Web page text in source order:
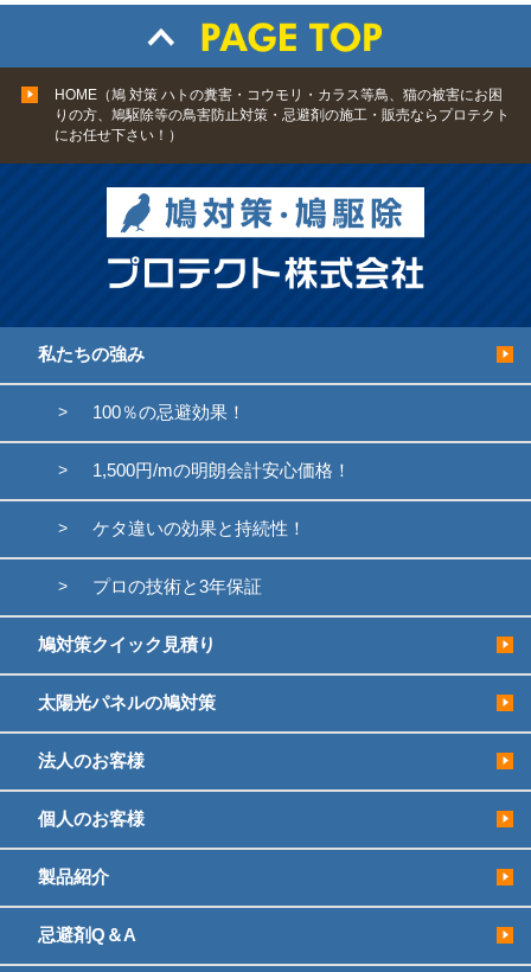
HOME（鳩 対策 ハトの糞害・コウモリ・カラス等鳥、猫の被害にお困
りの方、鳩駆除等の鳥害防止対策・忌避剤の施工・販売ならプロテクト
にお任せ下さい！）
私たちの強み
100％の忌避効果！
1,500円/mの明朗会計安心価格！
ケタ違いの効果と持続性！
プロの技術と3年保証
鳩対策クイック見積り
太陽光パネルの鳩対策
法人のお客様
個人のお客様
製品紹介
忌避剤Q＆A